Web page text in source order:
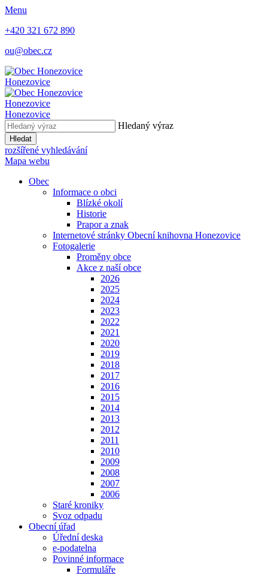
Menu
+420 321 672 890
ou@obec.cz
Honezovice
Honezovice
Honezovice
Hledaný výraz
Hledat
rozšířené vyhledávání
Mapa webu
Obec
Informace o obci
Blízké okolí
Historie
Prapor a znak
Internetové stránky Obecní knihovna Honezovice
Fotogalerie
Proměny obce
Akce z naší obce
2026
2025
2024
2023
2022
2021
2020
2019
2018
2017
2016
2015
2014
2013
2012
2011
2010
2009
2008
2007
2006
Staré kroniky
Svoz odpadu
Obecní úřad
Úřední deska
e-podatelna
Povinné informace
Formuláře